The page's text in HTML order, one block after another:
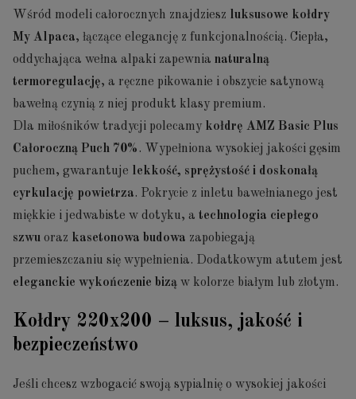
Wśród modeli całorocznych znajdziesz luksusowe kołdry
My Alpaca, łączące elegancję z funkcjonalnością. Ciepła,
oddychająca wełna alpaki zapewnia naturalną
termoregulację, a ręczne pikowanie i obszycie satynową
bawełną czynią z niej produkt klasy premium.
Dla miłośników tradycji polecamy kołdrę AMZ Basic Plus
Całoroczną Puch 70% . Wypełniona wysokiej jakości gęsim
puchem, gwarantuje lekkość, sprężystość i doskonałą
cyrkulację powietrza. Pokrycie z inletu bawełnianego jest
miękkie i jedwabiste w dotyku, a technologia ciepłego
szwu oraz kasetonowa budowa zapobiegają
przemieszczaniu się wypełnienia. Dodatkowym atutem jest
eleganckie wykończenie bizą w kolorze białym lub złotym.
Kołdry 220x200 – luksus, jakość i
bezpieczeństwo
Jeśli chcesz wzbogacić swoją sypialnię o wysokiej jakości